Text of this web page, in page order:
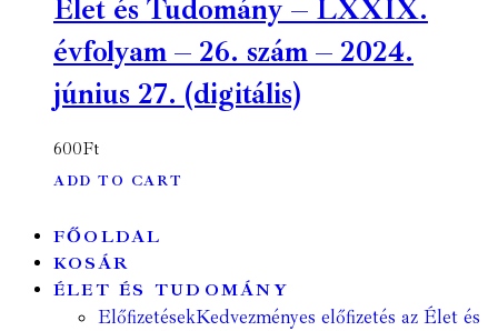
Élet és Tudomány – LXXIX.
évfolyam – 26. szám – 2024.
június 27. (digitális)
600Ft
ADD TO CART
FŐOLDAL
KOSÁR
ÉLET ÉS TUDOMÁNY
ElőfizetésekKedvezményes előfizetés az Élet és